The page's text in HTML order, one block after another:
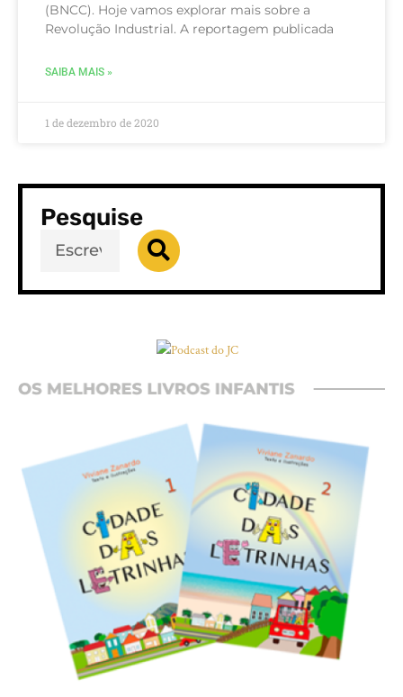
(BNCC). Hoje vamos explorar mais sobre a
Revolução Industrial. A reportagem publicada
SAIBA MAIS »
1 de dezembro de 2020
Pesquise